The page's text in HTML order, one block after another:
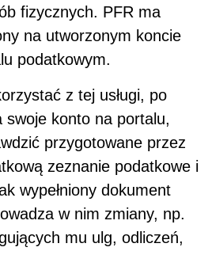
fizycznych. PFR ma
na utworzonym koncie
podatkowym.
z tej usługi, po
swoje konto na portalu,
przygotowane przez
zeznanie podatkowe i
wypełniony dokument
w nim zmiany, np.
mu ulg, odliczeń,